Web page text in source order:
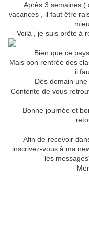
Après 3 semaines (
vacances , il faut être
Voilà , je suis prête à
Bien que ce
Mais bon rentrée des
il
Dès demain
Contente de vous
Bonne journée et
Afin de recevoir
inscrivez-vous à ma
les